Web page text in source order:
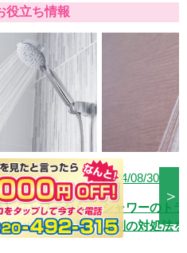
客さまのご都合に合わせ
だけます。
役立ち情報
2024/08/30
シャワーのトラブル発生！原
因別の対処法を解説
＞